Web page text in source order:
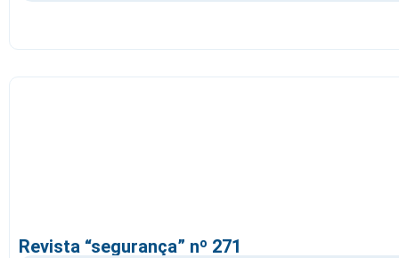
Revista “segurança” nº 271